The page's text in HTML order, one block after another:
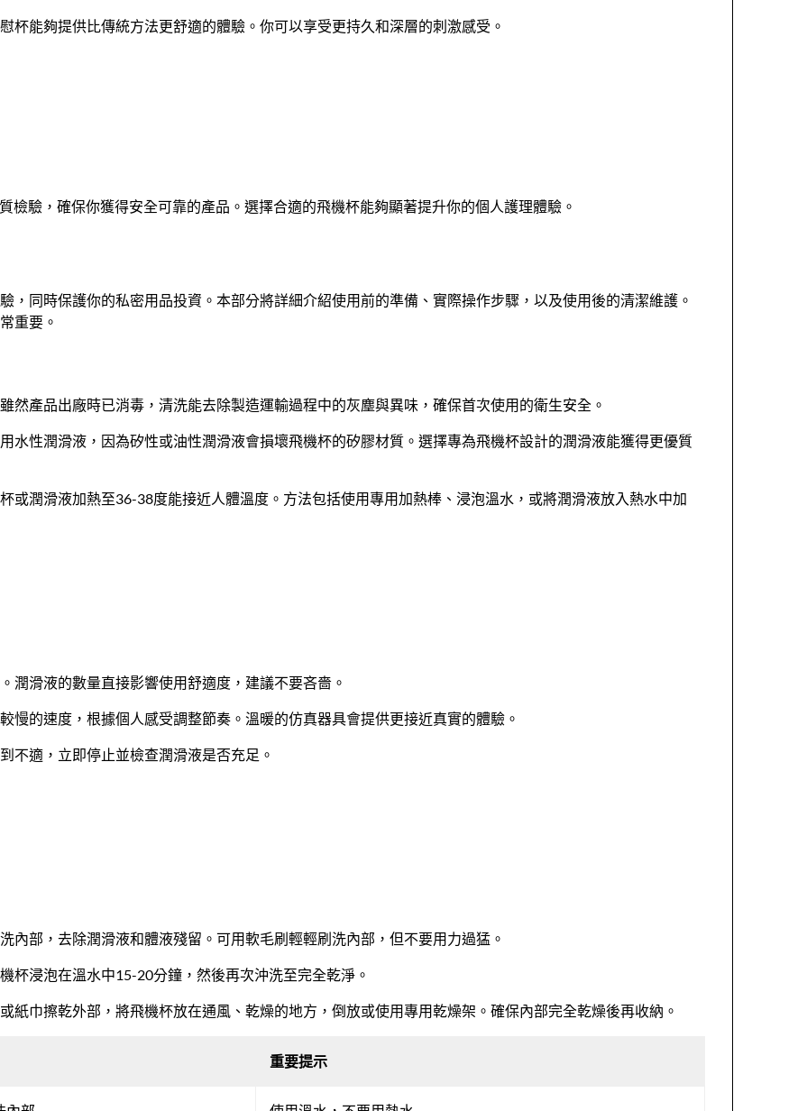
杯能夠提供比傳統方法更舒適的體驗。你可以享受更持久和深層的刺激感受。
檢驗，確保你獲得安全可靠的產品。選擇合適的飛機杯能夠顯著提升你的個人護理體驗。
，同時保護你的私密用品投資。本部分將詳細介紹使用前的準備、實際操作步驟，以及使用後的清潔維護。
重要。
然產品出廠時已消毒，清洗能去除製造運輸過程中的灰塵與異味，確保首次使用的衛生安全。
水性潤滑液，因為矽性或油性潤滑液會損壞飛機杯的矽膠材質。選擇專為飛機杯設計的潤滑液能獲得更優質
或潤滑液加熱至36-38度能接近人體溫度。方法包括使用專用加熱棒、浸泡溫水，或將潤滑液放入熱水中加
潤滑液的數量直接影響使用舒適度，建議不要吝嗇。
慢的速度，根據個人感受調整節奏。溫暖的仿真器具會提供更接近真實的體驗。
不適，立即停止並檢查潤滑液是否充足。
內部，去除潤滑液和體液殘留。可用軟毛刷輕輕刷洗內部，但不要用力過猛。
杯浸泡在溫水中15-20分鐘，然後再次沖洗至完全乾淨。
紙巾擦乾外部，將飛機杯放在通風、乾燥的地方，倒放或使用專用乾燥架。確保內部完全乾燥後再收納。
重要提示